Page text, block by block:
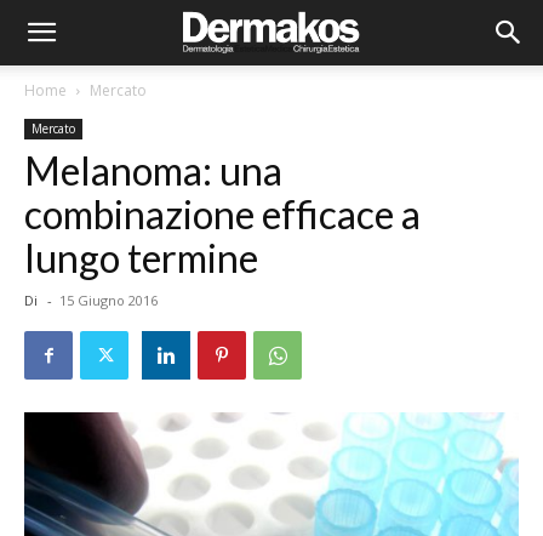
Home Mercato
Mercato
Melanoma: una
combinazione efficace a
lungo termine
Di - 15 Giugno 2016